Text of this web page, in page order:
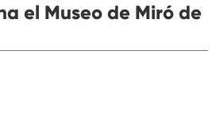
el Museo de Miró de